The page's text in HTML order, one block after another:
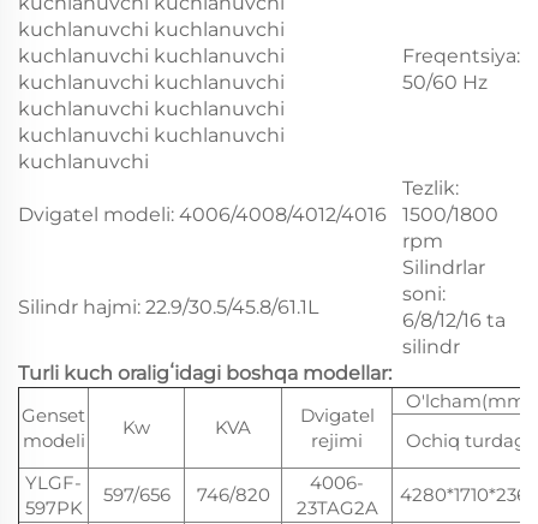
kuchlanuvchi kuchlanuvchi
kuchlanuvchi kuchlanuvchi
kuchlanuvchi kuchlanuvchi
kuchlanuvchi kuchlanuvchi
kuchlanuvchi kuchlanuvchi
kuchlanuvchi
Freqentsiya:
50/60 Hz
Dvigatel modeli: 4006/4008/4012/4016
Tezlik:
1500/1800
rpm
Silindr hajmi: 22.9/30.5/45.8/61.1L
Silindrlar
soni:
6/8/12/16 ta
silindr
Turli kuch oraligʻidagi boshqa modellar:
Genset
modeli
Kw KVA
Dvigatel
rejimi
O'lcham(mm)
Ochiq turdagi
YLGF-
597PK
597/656 746/820
4006-
23TAG2A
4280*1710*2365